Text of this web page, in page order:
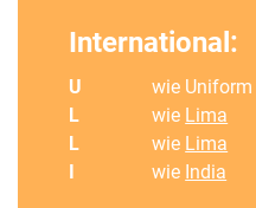
International:
U
wie Uniform
L
wie Lima
L
wie Lima
I
wie India